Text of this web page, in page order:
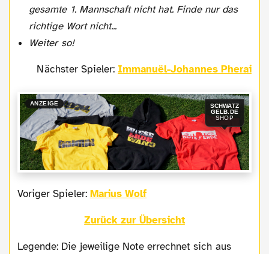
gesamte 1. Mannschaft nicht hat. Finde nur das
richtige Wort nicht...
Weiter so!
Nächster Spieler: Immanuël-Johannes Pherai
ANZEIGE
SCHWATZ
GELB.DE
SHOP
Voriger Spieler: Marius Wolf
Zurück zur Übersicht
Legende: Die jeweilige Note errechnet sich aus